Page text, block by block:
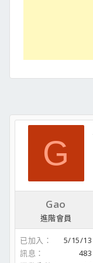
G
Gao
進階會員
已加入
5/15/13
訊息
483